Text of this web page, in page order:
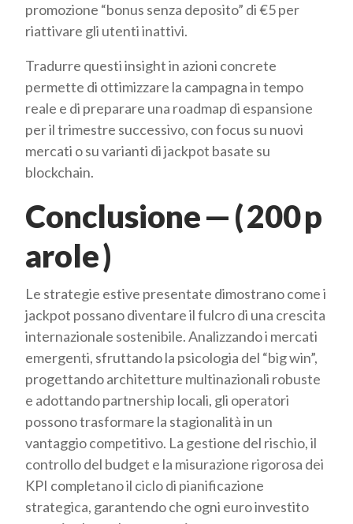
promozione “bonus senza deposito” di €5 per
riattivare gli utenti inattivi.
Tradurre questi insight in azioni concrete
permette di ottimizzare la campagna in tempo
reale e di preparare una roadmap di espansione
per il trimestre successivo, con focus su nuovi
mercati o su varianti di jackpot basate su
blockchain.
Conclusione — ( 200 p
arole )
Le strategie estive presentate dimostrano come i
jackpot possano diventare il fulcro di una crescita
internazionale sostenibile. Analizzando i mercati
emergenti, sfruttando la psicologia del “big win”,
progettando architetture multinazionali robuste
e adottando partnership locali, gli operatori
possono trasformare la stagionalità in un
vantaggio competitivo. La gestione del rischio, il
controllo del budget e la misurazione rigorosa dei
KPI completano il ciclo di pianificazione
strategica, garantendo che ogni euro investito